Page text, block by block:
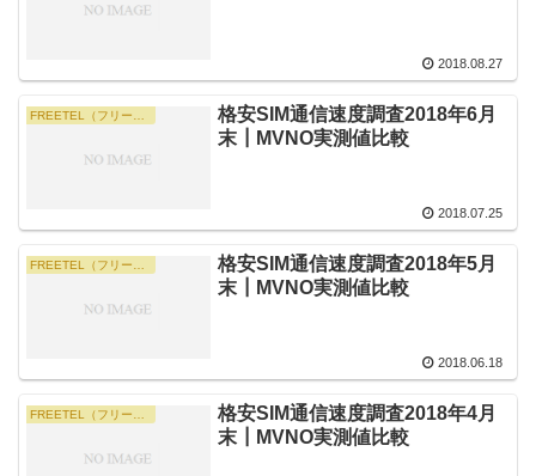
2018.08.27
格安SIM通信速度調査2018年6月
末┃MVNO実測値比較
2018.07.25
格安SIM通信速度調査2018年5月
末┃MVNO実測値比較
2018.06.18
格安SIM通信速度調査2018年4月
末┃MVNO実測値比較